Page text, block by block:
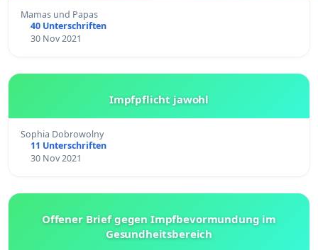
Mamas und Papas
40 Unterschriften
30 Nov 2021
Impfpflicht jawohl
Sophia Dobrowolny
11 Unterschriften
30 Nov 2021
Offener Brief gegen Impfbevormundung im
Gesundheitsbereich